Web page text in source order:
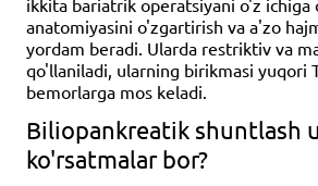
ikkita bariatrik operatsiyani o'z ichiga
anatomiyasini o'zgartirish va a'zo
yordam beradi. Ularda restriktiv va
qo'llaniladi, ularning birikmasi yuqori
bemorlarga mos keladi.
Biliopankreatik shuntlash
ko'rsatmalar bor?